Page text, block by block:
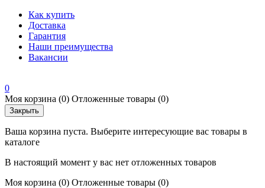
Как купить
Доставка
Гарантия
Наши преимущества
Вакансии
0
Моя корзина (0) Отложенные товары (0)
Закрыть
Ваша корзина пуста. Выберите интересующие вас товары в
каталоге
В настоящий момент у вас нет отложенных товаров
Моя корзина (0) Отложенные товары (0)